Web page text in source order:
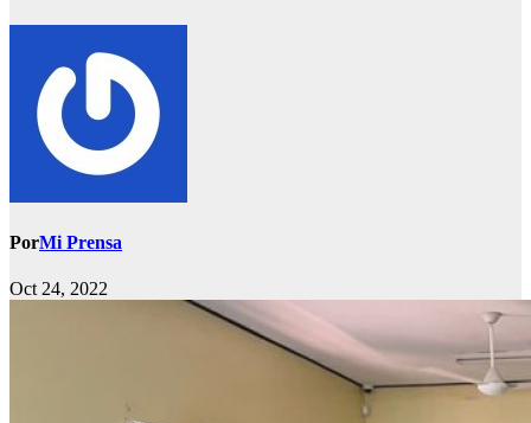
PorMi Prensa
Oct 24, 2022